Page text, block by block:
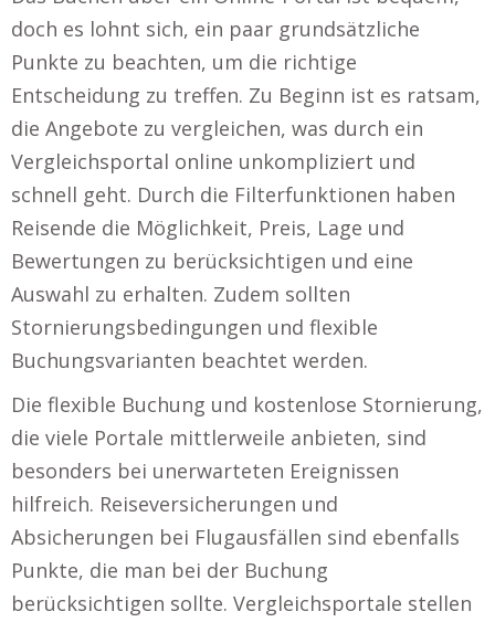
doch es lohnt sich, ein paar grundsätzliche
Punkte zu beachten, um die richtige
Entscheidung zu treffen. Zu Beginn ist es ratsam,
die Angebote zu vergleichen, was durch ein
Vergleichsportal online unkompliziert und
schnell geht. Durch die Filterfunktionen haben
Reisende die Möglichkeit, Preis, Lage und
Bewertungen zu berücksichtigen und eine
Auswahl zu erhalten. Zudem sollten
Stornierungsbedingungen und flexible
Buchungsvarianten beachtet werden.
Die flexible Buchung und kostenlose Stornierung,
die viele Portale mittlerweile anbieten, sind
besonders bei unerwarteten Ereignissen
hilfreich. Reiseversicherungen und
Absicherungen bei Flugausfällen sind ebenfalls
Punkte, die man bei der Buchung
berücksichtigen sollte. Vergleichsportale stellen